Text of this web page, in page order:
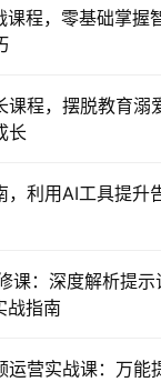
课程，零基础掌握
课程，摆脱教育溺
长
，利用AI工具提升
课：深度解析提
战指南
运营实战课：万能